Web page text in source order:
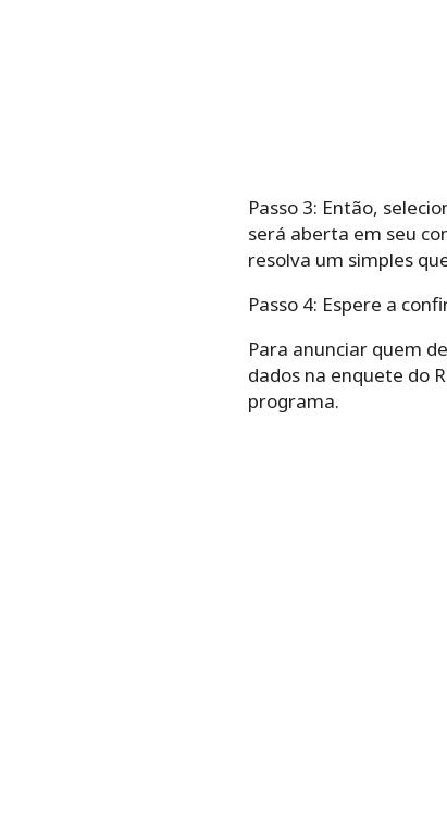
Passo 3: Então,
será aberta em seu
resolva um simples
Passo 4: Espere a
Para anunciar quem
dados na enquete do
programa.